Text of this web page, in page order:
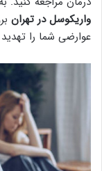
واریکوسل در تهران
عوارضی شما را